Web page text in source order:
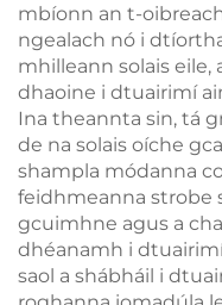
mbíonn an t-
ngealach nó i
mhilleann solais
dhaoine i dtuairimí
Ina theannta sin, tá
de na solais oíche
shampla módanna
feidhmeanna strobe
gcuimhne agus a
dhéanamh i
saol a shábháil i